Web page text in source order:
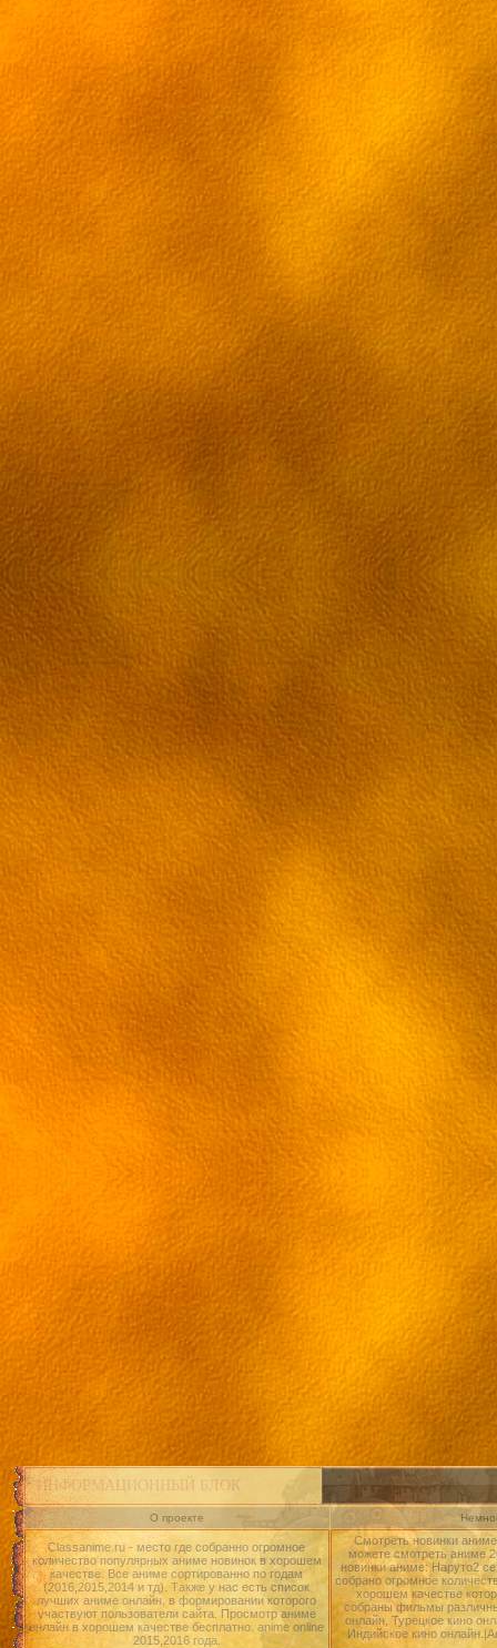
ИНФОРМАЦИОННЫЙ БЛОК
О проекте
Classanime.ru - место где собранно огромное
количество популярных аниме новинок в хорошем
качестве. Все аниме сортированно по годам
(2016,2015,2014 и тд). Также у нас есть список
лучших аниме онлайн, в формировании которого
участвуют пользователи сайта. Просмотр аниме
онлайн в хорошем качестве бесплатно. anime online
2015,2016 года.
Смотреть новинки
можете смотреть аниме
новинки аниме: Наруто2
собрано огромное
хорошем качестве
собраны фильмы
онлайн, Турецкое кино
Индийское кино